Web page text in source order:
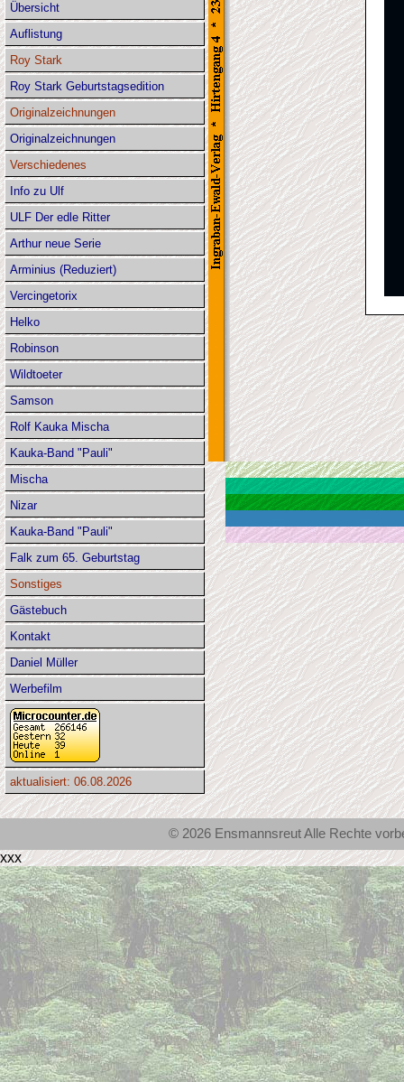
Übersicht
Auflistung
Roy Stark
Roy Stark Geburtstagsedition
Originalzeichnungen
Originalzeichnungen
Verschiedenes
Info zu Ulf
ULF Der edle Ritter
Arthur neue Serie
Arminius (Reduziert)
Vercingetorix
Helko
Robinson
Wildtoeter
Samson
Rolf Kauka Mischa
Kauka-Band "Pauli"
Mischa
Nizar
Kauka-Band "Pauli"
Falk zum 65. Geburtstag
Sonstiges
Gästebuch
Kontakt
Daniel Müller
Werbefilm
aktualisiert: 06.08.2026
© 2026 Ensmannsreut Alle Rechte
xxx